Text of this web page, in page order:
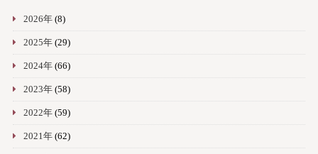
2026年(8)
2025年(29)
2024年(66)
2023年(58)
2022年(59)
2021年(62)